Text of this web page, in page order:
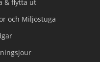
& flytta ut
och Miljöstuga